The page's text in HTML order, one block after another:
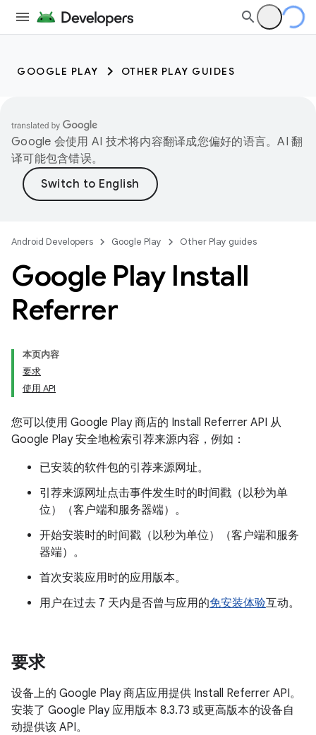
GOOGLE PLAY OTHER PLAY GUIDES
Google 会使用 AI 技术将内容翻译成您偏好的语言。AI 翻
译可能包含错误。
Android Developers Google Play Other Play guides
Google Play Install
Referrer
本页内容
要求
使用 API
您可以使用 Google Play 商店的 Install Referrer API 从
Google Play 安全地检索引荐来源内容，例如：
已安装的软件包的引荐来源网址。
引荐来源网址点击事件发生时的时间戳（以秒为单
位）（客户端和服务器端）。
开始安装时的时间戳（以秒为单位）（客户端和服务
器端）。
首次安装应用时的应用版本。
用户在过去 7 天内是否曾与应用的免安装体验互动。
要求
设备上的 Google Play 商店应用提供 Install Referrer API。
安装了 Google Play 应用版本 8.3.73 或更高版本的设备自
动提供该 API。